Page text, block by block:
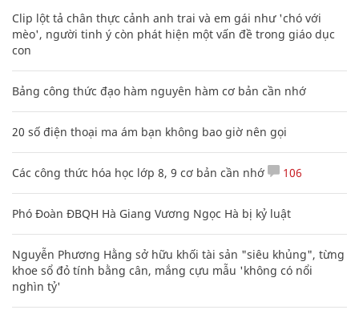
Clip lột tả chân thực cảnh anh trai và em gái như 'chó với
mèo', người tinh ý còn phát hiện một vấn đề trong giáo dục
con
Bảng công thức đạo hàm nguyên hàm cơ bản cần nhớ
20 số điện thoại ma ám bạn không bao giờ nên gọi
Các công thức hóa học lớp 8, 9 cơ bản cần nhớ 106
Phó Đoàn ĐBQH Hà Giang Vương Ngọc Hà bị kỷ luật
Nguyễn Phương Hằng sở hữu khối tài sản "siêu khủng", từng
khoe sổ đỏ tính bằng cân, mắng cựu mẫu 'không có nổi
nghìn tỷ'